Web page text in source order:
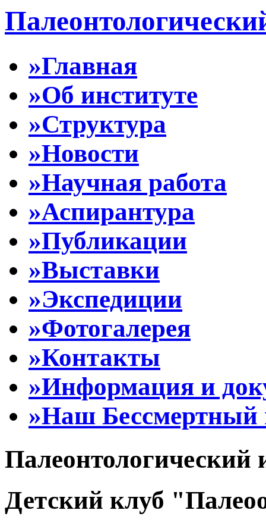
»Главная
»Об институте
»Структура
»Новости
»Научная работа
»Аспирантура
»Публикации
»Выставки
»Экспедиции
»Фотогалерея
»Контакты
»Информация и
»Наш Бессмертный
Палеонтологический
Детский клуб